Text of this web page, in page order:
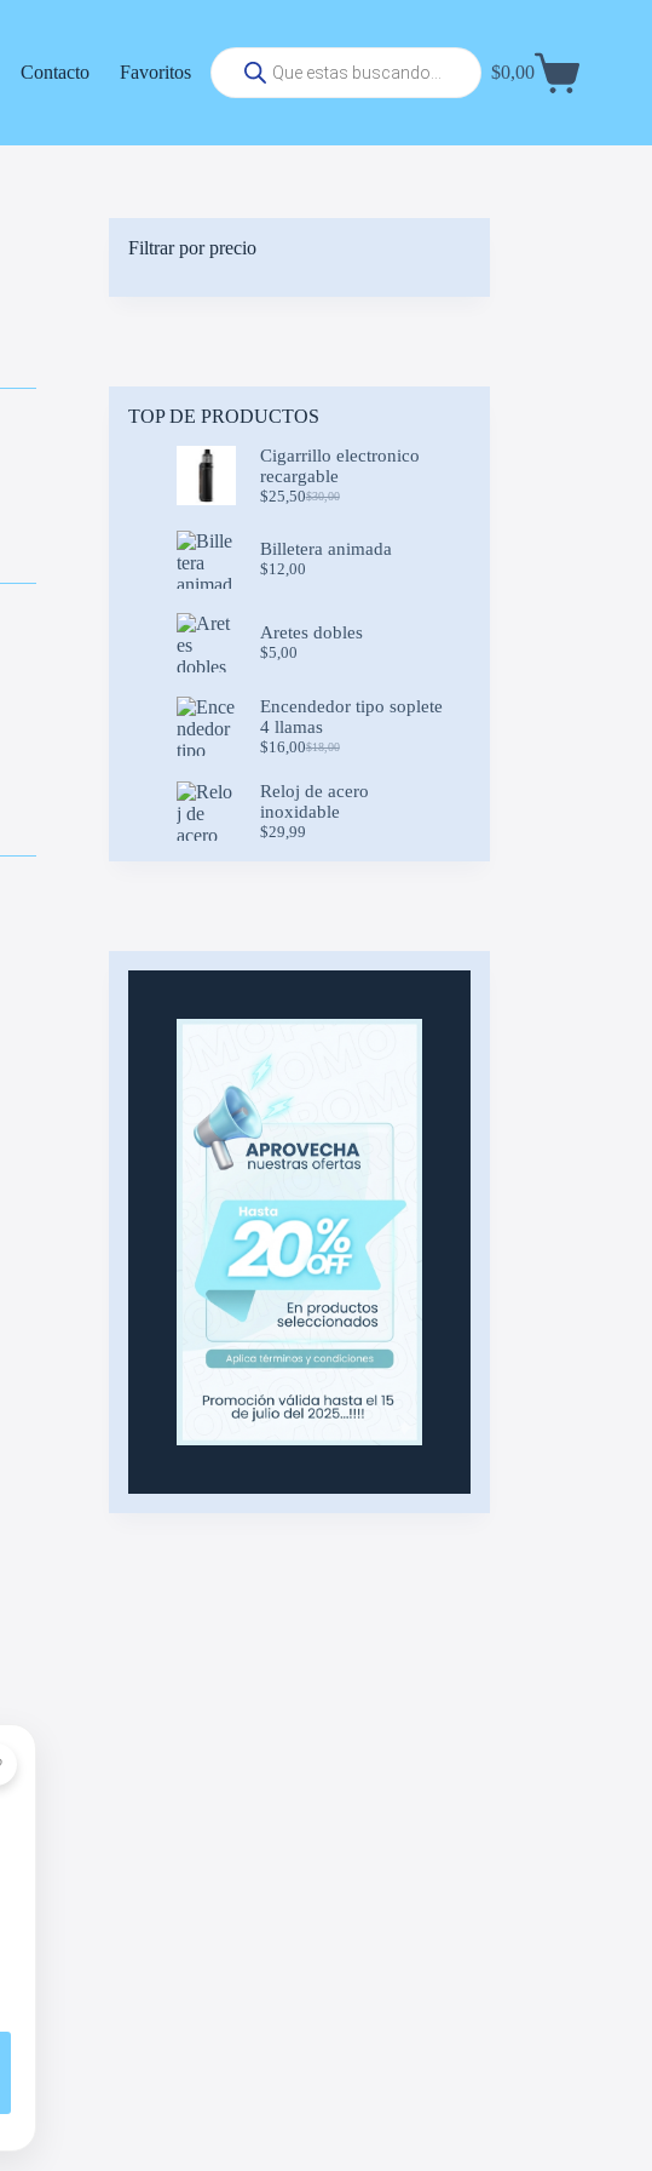
Contacto Favoritos
Búsqueda
de
productos
Carrito
$0,00
Filtrar por precio
TOP DE PRODUCTOS
Cigarrillo electronico
recargable
$30,00
Original
was:
$30,00.
$25,50Current
is:
$25,50.
Billetera animada
$12,00
Aretes dobles
$5,00
Encendedor tipo soplete
4 llamas
$18,00
Original
was:
$18,00.
$16,00Current
is:
$16,00.
Reloj de acero
inoxidable
$29,99